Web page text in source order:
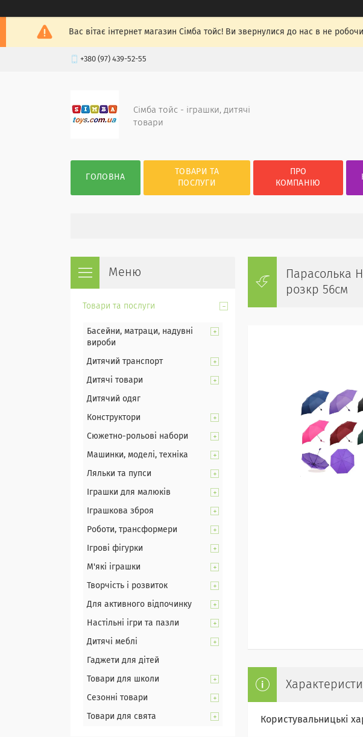
Вас вітає інтернет магазин Сімба тойс! Ви звернулися до нас в не
+380 (97) 439-52-55
Сімба тойс - іграшки, дитячі
товари
ГОЛОВНА
ТОВАРИ ТА
ПОСЛУГИ
ПРО
КОМПАНІЮ
Парасолька
розкр 56см
Користувальницькі
Товари та послуги
Басейни, матраци, надувні
вироби
Дитячий транспорт
Дитячі товари
Дитячий одяг
Конструктори
Сюжетно-рольові набори
Машинки, моделі, техніка
Ляльки та пупси
Іграшки для малюків
Іграшкова зброя
Роботи, трансформери
Ігрові фігурки
М'які іграшки
Творчість і розвиток
Для активного відпочинку
Настільні ігри та пазли
Дитячі меблі
Гаджети для дітей
Товари для школи
Сезонні товари
Товари для свята